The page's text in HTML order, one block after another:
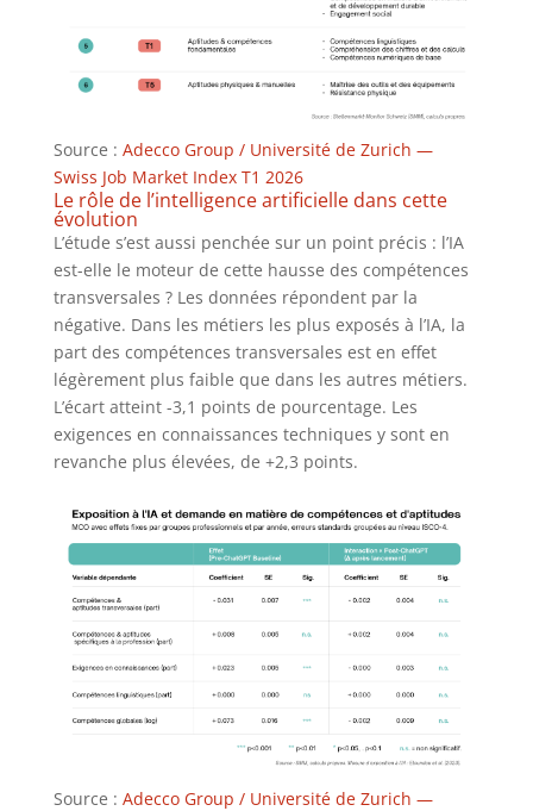
Source : Adecco Group / Université de Zurich —
Swiss Job Market Index T1 2026
Le rôle de l’intelligence artificielle dans cette
évolution
L’étude s’est aussi penchée sur un point précis : l’IA
est-elle le moteur de cette hausse des compétences
transversales ? Les données répondent par la
négative. Dans les métiers les plus exposés à l’IA, la
part des compétences transversales est en effet
légèrement plus faible que dans les autres métiers.
L’écart atteint -3,1 points de pourcentage. Les
exigences en connaissances techniques y sont en
revanche plus élevées, de +2,3 points.
Source : Adecco Group / Université de Zurich —